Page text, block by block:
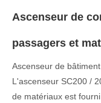
Ascenseur de
passagers et
Ascenseur de
L'ascenseur SC200 /
de matériaux est